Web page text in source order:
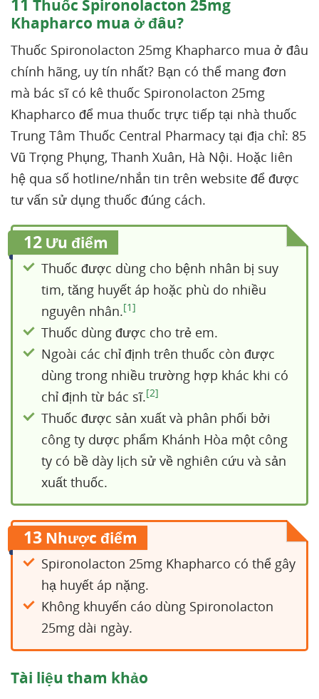
Thuốc Spironolacton 25mg
Khapharco mua ở đâu?
Thuốc Spironolacton 25mg Khapharco mua ở đâu
chính hãng, uy tín nhất? Bạn có thể mang đơn
mà bác sĩ có kê thuốc Spironolacton 25mg
Khapharco để mua thuốc trực tiếp tại nhà thuốc
Trung Tâm Thuốc Central Pharmacy tại địa chỉ: 85
Vũ Trọng Phụng, Thanh Xuân, Hà Nội. Hoặc liên
hệ qua số hotline/nhắn tin trên website để được
tư vấn sử dụng thuốc đúng cách.
12 Ưu điểm
Thuốc được dùng cho bệnh nhân bị suy
tim, tăng huyết áp hoặc phù do nhiều
nguyên nhân.[1]
Thuốc dùng được cho trẻ em.
Ngoài các chỉ định trên thuốc còn được
dùng trong nhiều trường hợp khác khi có
chỉ định từ bác sĩ.[2]
Thuốc được sản xuất và phân phối bởi
công ty dược phẩm Khánh Hòa một công
ty có bề dày lịch sử về nghiên cứu và sản
xuất thuốc.
13 Nhược điểm
Spironolacton 25mg Khapharco có thể gây
hạ huyết áp nặng.
Không khuyến cáo dùng Spironolacton
25mg dài ngày.
Tài liệu tham khảo